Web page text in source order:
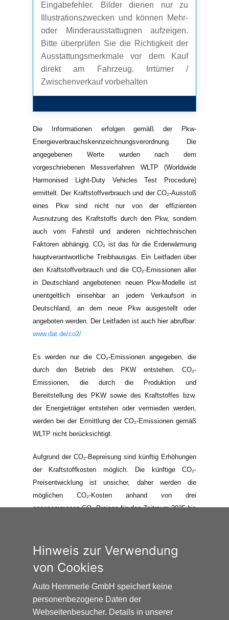
Eingabefehler. Bilder dienen nur zu
Illustrationszwecken und können Mehr-
oder Minderausstattugnen aufzeigen.
Bitte überprüfen Sie die Richtigkeit der
Ausstattungsmerkmale vor dem Kauf
direkt am Fahrzeug. Irrtümer /
Zwischenverkauf vorbehalten
Die Informationen erfolgen gemäß der Pkw-
Energieverbrauchskennzeichnungsverordnung. Die
angegebenen Werte wurden nach dem
vorgeschriebenen Messverfahren WLTP (Worldwide
Harmonised Light-Duty Vehicles Test Procedure)
ermittelt. Der Kraftstoffverbrauch und der CO₂-Ausstoß
eines Pkw sind nicht nur von der effizienten
Ausnutzung des Kraftstoffs durch den Pkw, sondern
auch vom Fahrstil und anderen nichttechnischen
Faktoren abhängig. CO₂ ist das für die Erderwärmung
hauptverantwortliche Treibhausgas. Ein Leitfaden über
den Kraftstoffverbrauch und die CO₂-Emissionen aller
in Deutschland angebotenen neuen Pkw-Modelle ist
unentgeltlich einsehbar an jedem Verkaufsort in
Deutschland, an dem neue Pkw ausgestellt oder
angeboten werden. Der Leitfaden ist auch hier abrufbar:
www.dat.de/co2/
Es werden nur die CO₂-Emissionen angegeben, die
durch den Betrieb des PKW entstehen. CO₂-
Emissionen, die durch die Produktion und
Bereitstellung des PKW sowie des Kraftstoffes bzw.
der Energieträger entstehen oder vermieden werden,
werden bei der Ermittlung der CO₂-Emissionen gemäß
WLTP nicht berücksichtigt.
Aufgrund der CO₂-Bepreisung sind künftig Erhöhungen
der Kraftstoffkosten möglich. Die künftige CO₂-
Preisentwicklung ist unsicher, daher werden die
möglichen CO₂-Kosten anhand von drei
angenommenen CO₂-Preisen für den Zeitraum 2025 bis
zugrundeliegenden Modellrechnungen ausfallen. Die
CO₂-Kosten sind beim Tanken mit den Kraftstoffkosten
zu bezahlen. Weitere Informationen unter
www.alternativ-mobil.info.
Hinweis zur Verwendung
von Cookies
Auto Hemmerle GmbH speichert keine
personenbezogene Daten der
Webseitenbesucher. Details in unserer